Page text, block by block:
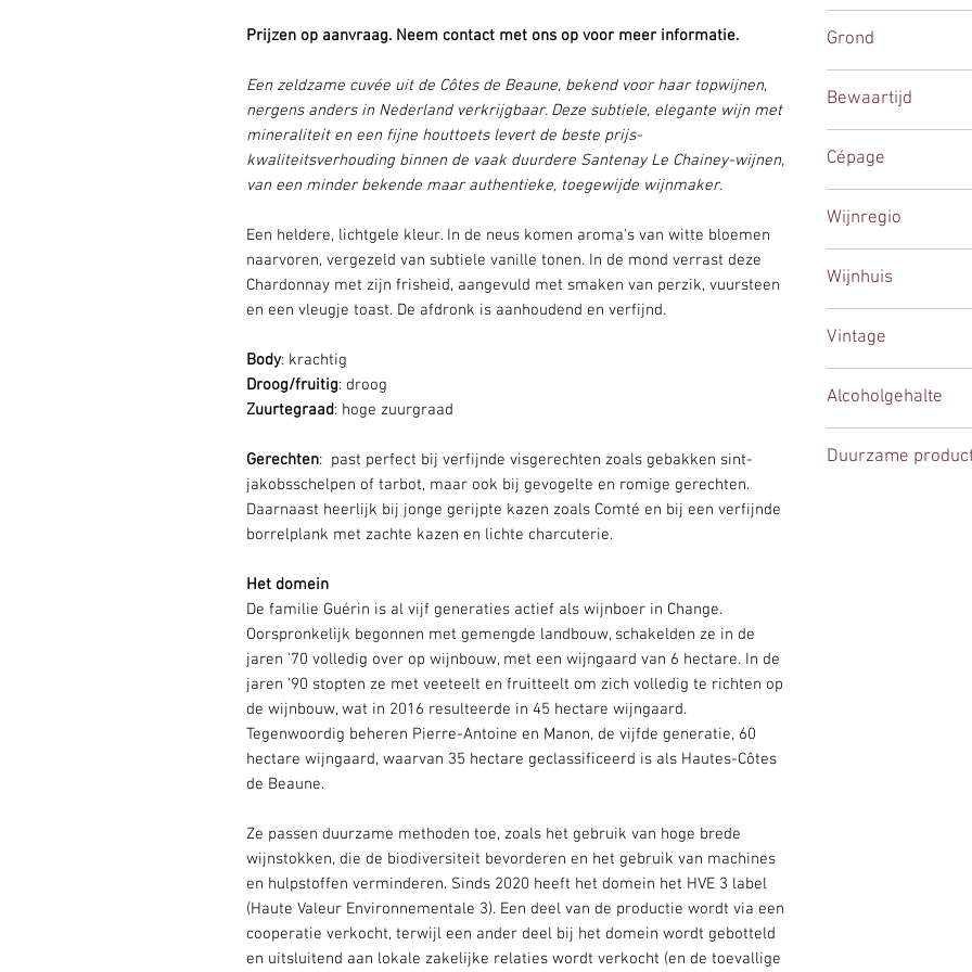
Prijzen op aanvraag. Neem contact met ons op voor meer informatie.
Een zeldzame cuvée uit de Côtes de Beaune, bekend voor haar topwijnen,
nergens anders in Nederland verkrijgbaar. Deze subtiele, elegante wijn met
mineraliteit en een fijne houttoets levert de beste prijs-
kwaliteitsverhouding binnen de vaak duurdere Santenay Le Chainey-wijnen,
van een minder bekende maar authentieke, toegewijde wijnmaker.
Een heldere, lichtgele kleur. In de neus komen aroma's van witte bloemen
naarvoren, vergezeld van subtiele vanille tonen. In de mond verrast deze
Chardonnay met zijn frisheid, aangevuld met smaken van perzik, vuursteen
en een vleugje toast. De afdronk is aanhoudend en verfijnd.
Body: krachtig
Droog/fruitig: droog
Zuurtegraad: hoge zuurgraad
Gerechten: past perfect bij verfijnde visgerechten zoals gebakken sint-
jakobsschelpen of tarbot, maar ook bij gevogelte en romige gerechten.
Daarnaast heerlijk bij jonge gerijpte kazen zoals Comté en bij een verfijnde
borrelplank met zachte kazen en lichte charcuterie.
Het domein
De familie Guérin is al vijf generaties actief als wijnboer in Change.
Oorspronkelijk begonnen met gemengde landbouw, schakelden ze in de
jaren '70 volledig over op wijnbouw, met een wijngaard van 6 hectare. In de
jaren '90 stopten ze met veeteelt en fruitteelt om zich volledig te richten op
de wijnbouw, wat in 2016 resulteerde in 45 hectare wijngaard.
Tegenwoordig beheren Pierre-Antoine en Manon, de vijfde generatie, 60
hectare wijngaard, waarvan 35 hectare geclassificeerd is als Hautes-Côtes
de Beaune.
Ze passen duurzame methoden toe, zoals het gebruik van hoge brede
wijnstokken, die de biodiversiteit bevorderen en het gebruik van machines
en hulpstoffen verminderen. Sinds 2020 heeft het domein het HVE 3 label
(Haute Valeur Environnementale 3). Een deel van de productie wordt via een
cooperatie verkocht, terwijl een ander deel bij het domein wordt gebotteld
en uitsluitend aan lokale zakelijke relaties wordt verkocht (en de toevallige
Aansluitend rijpt de
eikenhouten vaten,
een subtiele
levering in de
grotere volumes
Grond
dat bekend staat
verfijnde witte
zelf ligt op een
spanning en
structuur en
elegante,
wijngaarden in de
microklimaat,
rijpen en de wijnen
Bewaartijd
Cépage
Wijnregio
Wijnhuis
Vintage
Alcoholgehalte
Duurzame